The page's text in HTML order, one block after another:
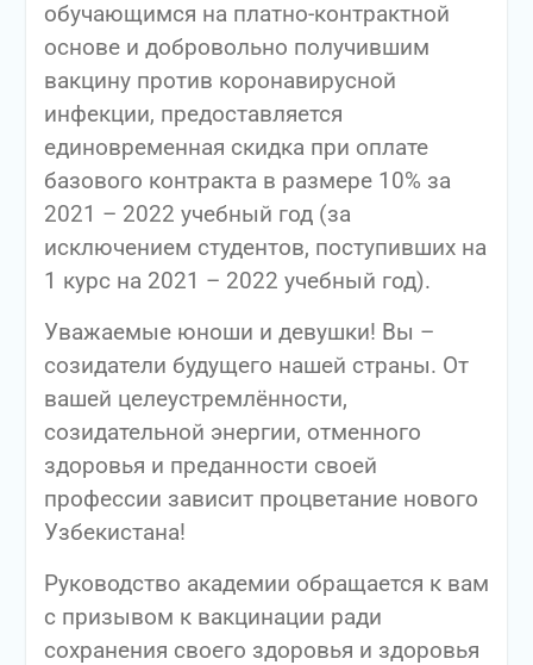
обучающимся на платно-контрактной
основе и добровольно получившим
вакцину против коронавирусной
инфекции, предоставляется
единовременная скидка при оплате
базового контракта в размере 10% за
2021 – 2022 учебный год (за
исключением студентов, поступивших на
1 курс на 2021 – 2022 учебный год).
Уважаемые юноши и девушки! Вы –
созидатели будущего нашей страны. От
вашей целеустремлённости,
созидательной энергии, отменного
здоровья и преданности своей
профессии зависит процветание нового
Узбекистана!
Руководство академии обращается к вам
с призывом к вакцинации ради
сохранения своего здоровья и здоровья